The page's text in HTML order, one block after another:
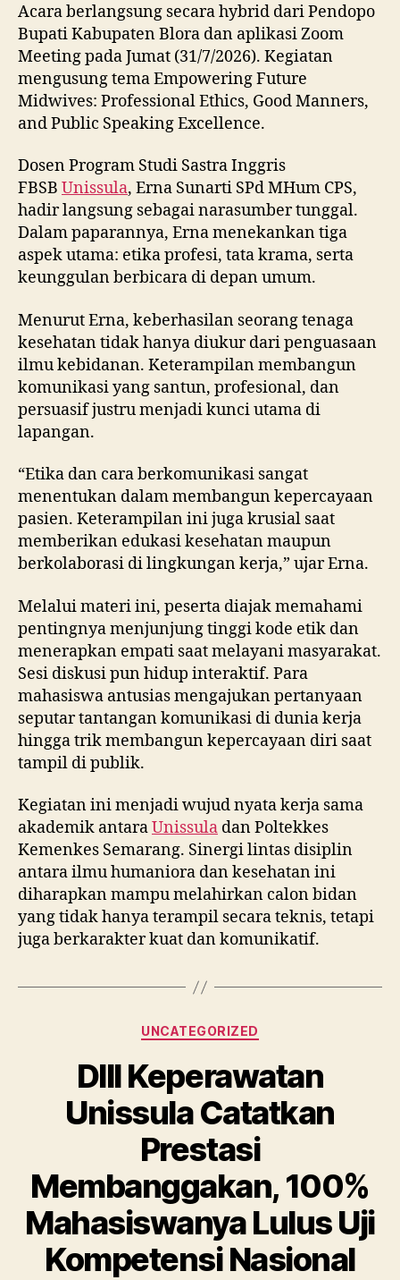
Acara berlangsung secara hybrid dari Pendopo
Bupati Kabupaten Blora dan aplikasi Zoom
Meeting pada Jumat (31/7/2026). Kegiatan
mengusung tema Empowering Future
Midwives: Professional Ethics, Good Manners,
and Public Speaking Excellence.
Dosen Program Studi Sastra Inggris
FBSB Unissula, Erna Sunarti SPd MHum CPS,
hadir langsung sebagai narasumber tunggal.
Dalam paparannya, Erna menekankan tiga
aspek utama: etika profesi, tata krama, serta
keunggulan berbicara di depan umum.
Menurut Erna, keberhasilan seorang tenaga
kesehatan tidak hanya diukur dari penguasaan
ilmu kebidanan. Keterampilan membangun
komunikasi yang santun, profesional, dan
persuasif justru menjadi kunci utama di
lapangan.
“Etika dan cara berkomunikasi sangat
menentukan dalam membangun kepercayaan
pasien. Keterampilan ini juga krusial saat
memberikan edukasi kesehatan maupun
berkolaborasi di lingkungan kerja,” ujar Erna.
Melalui materi ini, peserta diajak memahami
pentingnya menjunjung tinggi kode etik dan
menerapkan empati saat melayani masyarakat.
Sesi diskusi pun hidup interaktif. Para
mahasiswa antusias mengajukan pertanyaan
seputar tantangan komunikasi di dunia kerja
hingga trik membangun kepercayaan diri saat
tampil di publik.
Kegiatan ini menjadi wujud nyata kerja sama
akademik antaraUnissula dan Poltekkes
Kemenkes Semarang. Sinergi lintas disiplin
antara ilmu humaniora dan kesehatan ini
diharapkan mampu melahirkan calon bidan
yang tidak hanya terampil secara teknis, tetapi
juga berkarakter kuat dan komunikatif.
Categories
UNCATEGORIZED
DIII Keperawatan
Unissula Catatkan
Prestasi
Membanggakan, 100%
Mahasiswanya Lulus Uji
Kompetensi Nasional